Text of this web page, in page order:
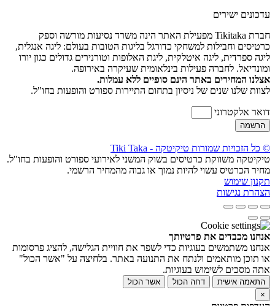
עדכונים ישירים
חברת Tikitaka מפעילת האתר הינה משרד נסיעות מורשה וספק
כרטיסים וחבילות למשחקי כדורגל בליגות הטובות בעולם: ליגה אנגלית,
ליגה ספרדית, ליגה איטלקית, ליגת האלופות וטורנירים גדולים כגון יורו
ומונדיאל. לחברה פעילות בינלאומית שעיקרה באירופה.
אצלנו המחירים באתר הינם סופיים ללא עמלות.
לצוות שלנו שנים של ניסיון בתחום התיירות ספורט והופעות בחו"ל.
דואר אלקטרוני
הרשמה
© כל הזכויות שמורות טיקיטקה - Tiki Taka
טיקיטקה משווקת כרטיסים בשוק המשני לאירועי ספורט והופעות בחו"ל.
מחיר הכרטיס עשוי להיות נמוך או גבוה מהמחיר הרשמי.
תקנון שימוש
הצהרת נגישות
אנחנו מכבדים את פרטיותך
אנחנו משתמשים בעוגיות כדי לשפר את חוויית הגלישה, להציג פרסומות
או תוכן מותאמים ולנתח את התנועה באתר. בלחיצה על "אשר הכול"
אתה מסכים לשימוש בעוגיות.
התאמה אישית דחה הכול
אשר הכול
×